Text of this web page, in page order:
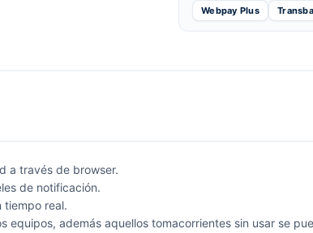
Webpay Plus
a través de browser.
de notificación.
tiempo real.
equipos, además aquellos tomacorrientes sin usar se